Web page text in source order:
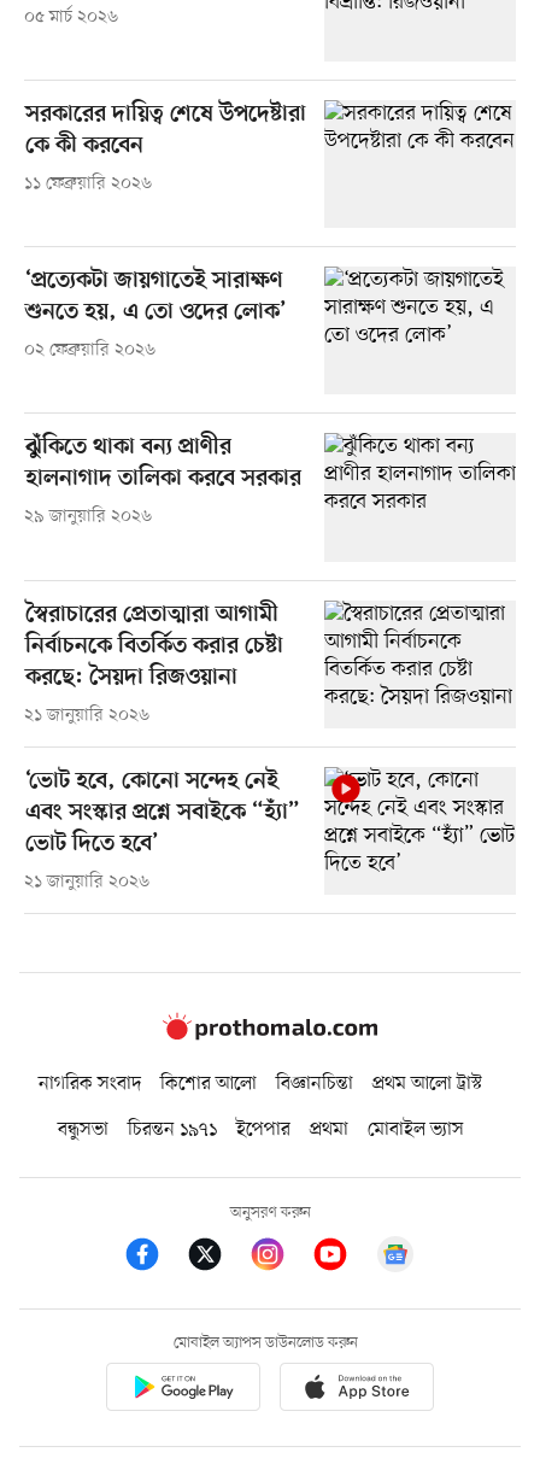
০৫ মার্চ ২০২৬
সরকারের দায়িত্ব শেষে উপদেষ্টারা
কে কী করবেন
১১ ফেব্রুয়ারি ২০২৬
‘প্রত্যেকটা জায়গাতেই সারাক্ষণ
শুনতে হয়, এ তো ওদের লোক’
০২ ফেব্রুয়ারি ২০২৬
ঝুঁকিতে থাকা বন্য প্রাণীর
হালনাগাদ তালিকা করবে সরকার
২৯ জানুয়ারি ২০২৬
স্বৈরাচারের প্রেতাত্মারা আগামী
নির্বাচনকে বিতর্কিত করার চেষ্টা
করছে: সৈয়দা রিজওয়ানা
২১ জানুয়ারি ২০২৬
‘ভোট হবে, কোনো সন্দেহ নেই
এবং সংস্কার প্রশ্নে সবাইকে “হ্যাঁ”
ভোট দিতে হবে’
২১ জানুয়ারি ২০২৬
নাগরিক সংবাদ কিশোর আলো বিজ্ঞানচিন্তা
প্রথম আলো ট্রাস্ট
বন্ধুসভা
চিরন্তন ১৯৭১ ইপেপার প্রথমা মোবাইল ভ্যাস
অনুসরণ করুন
মোবাইল অ্যাপস ডাউনলোড করুন